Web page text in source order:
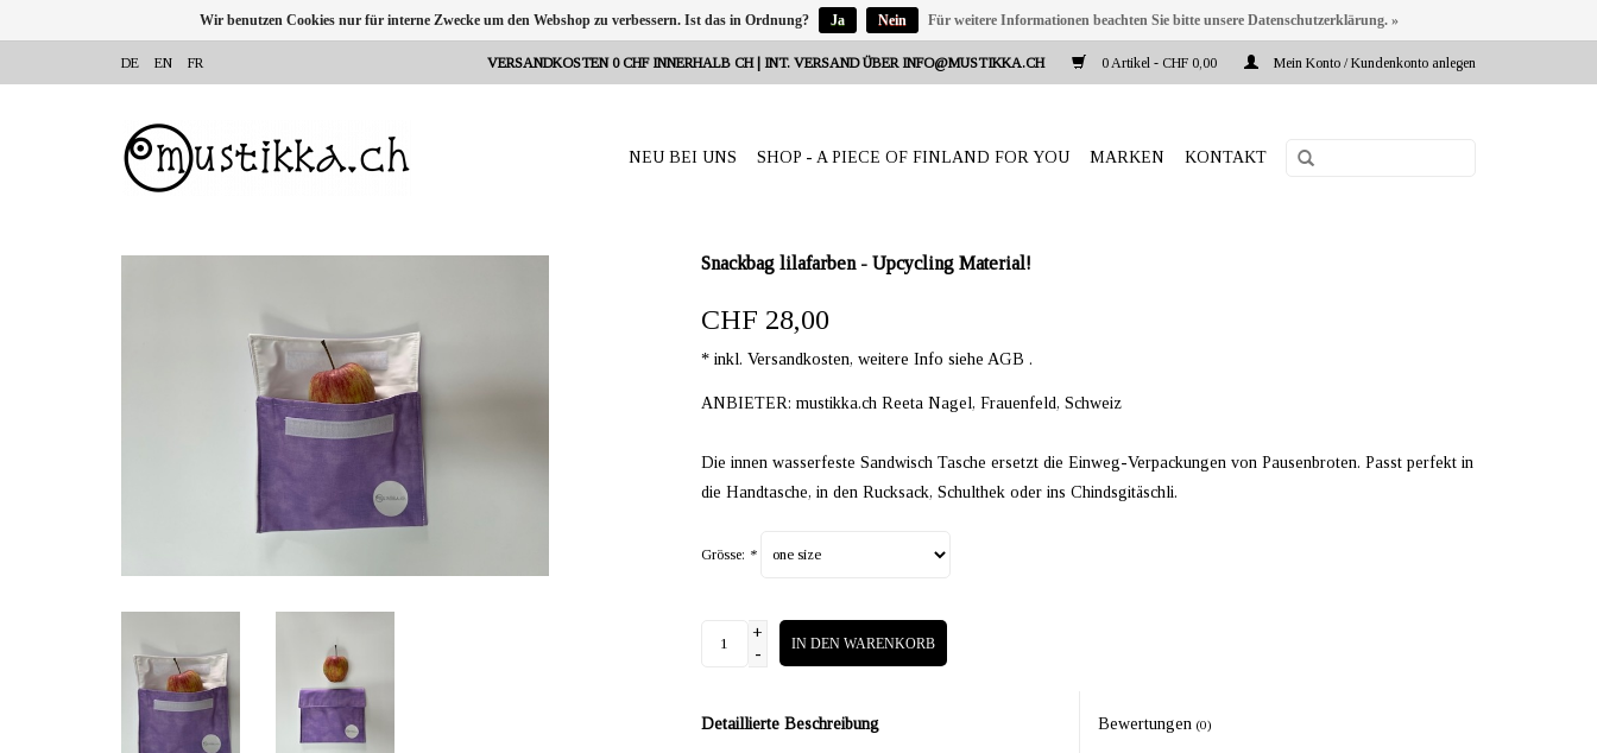
DE EN FR VERSANDKOSTEN 0 CHF INNERHALB CH | INT. VERSAND ÜBER INFO@MUSTIKKA.CH 0 Artikel - CHF 0,00 Mein Konto / Kundenkonto anlegen
NEU BEI UNS SHOP - A PIECE OF FINLAND FOR YOU MARKEN KONTAKT
Snackbag lilafarben - Upcycling Material!
CHF 28,00
* inkl. Versandkosten, weitere Info siehe AGB .
ANBIETER: mustikka.ch Reeta Nagel, Frauenfeld, Schweiz
Die innen wasserfeste Sandwisch Tasche ersetzt die Einweg-Verpackungen von Pausenbroten. Passt perfekt in
die Handtasche, in den Rucksack, Schulthek oder ins Chindsgitäschli.
Grösse: *
+
-
IN DEN WARENKORB
Detaillierte Beschreibung Bewertungen(0)
Wir benutzen Cookies nur für interne Zwecke um den Webshop zu verbessern. Ist das in Ordnung? Ja Nein Für weitere Informationen beachten Sie bitte unsere Datenschutzerklärung. »